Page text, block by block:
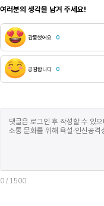
여러분의 생각을 남겨 주세요!
감동했어요 0
공감합니다 0
0 / 1500